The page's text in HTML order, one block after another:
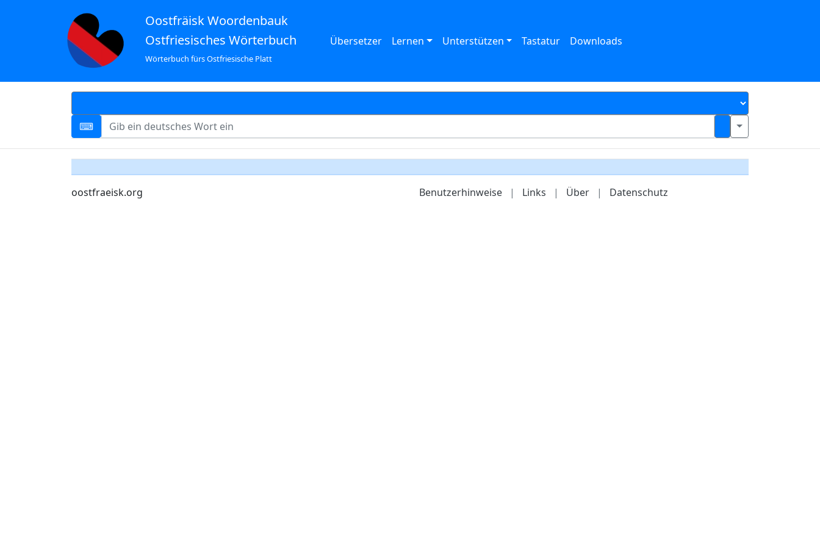
Oostfräisk Woordenbauk
Ostfriesisches Wörterbuch
Wörterbuch fürs Ostfriesische Platt
Übersetzer Lernen Unterstützen Tastatur Downloads
oostfraeisk.org Benutzerhinweise | Links | Über | Datenschutz